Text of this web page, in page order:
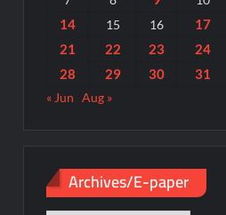
14
15 16 17
21
22 23 24
28
29 30 31
« Jun Aug »
Archives/E-paper